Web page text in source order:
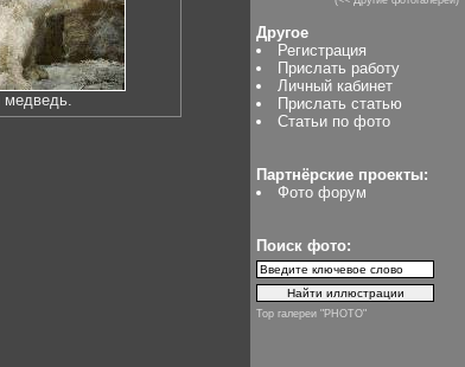
медведь.
Другое
Регистрация
Прислать работу
Личный кабинет
Прислать статью
Статьи по фото
Партнёрские проекты:
Фото форум
Поиск фото:
Top галереи "PHOTO"